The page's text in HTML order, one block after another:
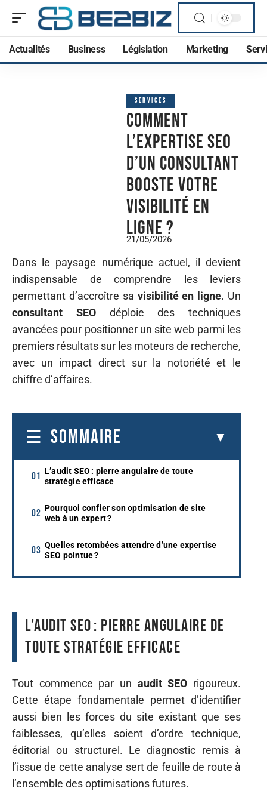
Actualités Business Législation Marketing
SERVICES
Comment
l’expertise SEO
d’un consultant
booste votre
visibilité en
ligne ?
21/05/2026
Dans le paysage numérique actuel, il devient
indispensable de comprendre les leviers
permettant d’accroître sa visibilité en ligne. Un
consultant SEOdéploie des techniques
avancées pour positionner un site web parmi les
premiers résultats sur les moteurs de recherche,
avec un impact direct sur la notoriété et le
chiffre d’affaires.
SOMMAIRE
L’audit SEO : pierre angulaire de toute
stratégie efficace
Pourquoi confier son optimisation de site
web à un expert ?
Quelles retombées attendre d’une expertise
SEO pointue ?
L’audit SEO : pierre angulaire de
toute stratégie efficace
Tout commence par un audit SEO rigoureux.
Cette étape fondamentale permet d’identifier
aussi bien les forces du site existant que ses
faiblesses, qu’elles soient d’ordre technique,
éditorial ou structurel. Le diagnostic remis à
l’issue de cette analyse sert de feuille de route à
l’ensemble des optimisations futures.